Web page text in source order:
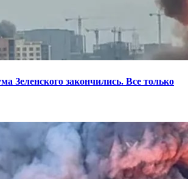
Зеленского закончились. Все только